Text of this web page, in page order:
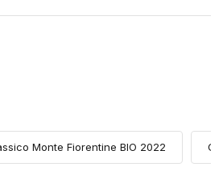
Monte Fiorentine BIO 2022